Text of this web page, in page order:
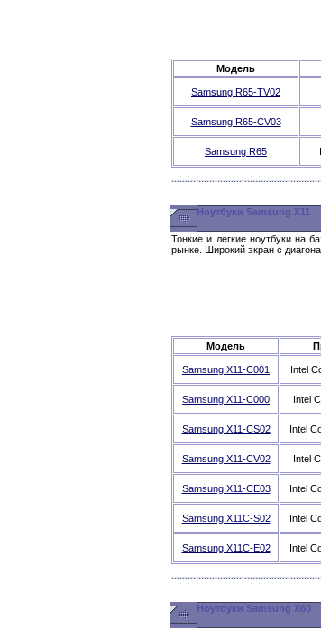
Модель
Samsung R65-TV02
Samsung R65-CV03
Samsung R65
Ноутбуки Samsung X11
Тонкие и легкие ноутбуки на
рынке. Широкий экран с
Модель
Samsung X11-C001 Intel
Samsung X11-С000 Intel
Samsung X11-CS02 Intel
Samsung X11-CV02 Intel
Samsung X11-CE03 Intel
Samsung X11C-S02 Intel
Samsung X11C-E02 Intel
Ноутбуки Samsung X60